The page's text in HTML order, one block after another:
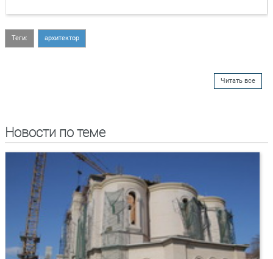
Теги: архитектор
Читать все
Новости по теме